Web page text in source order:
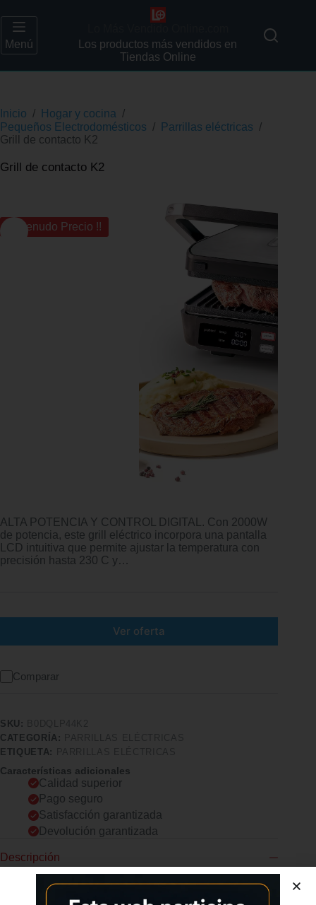
Menú
Los productos más vendidos en
Tiendas Online
Inicio / Hogar y cocina /
Pequeños Electrodomésticos / Parrillas eléctricas /
Grill de contacto K2
Grill de contacto K2
¡¡ Menudo Precio !!
ALTA POTENCIA Y CONTROL DIGITAL. Con 2000W
de potencia, este grill eléctrico incorpora una pantalla
LCD intuitiva que permite ajustar la temperatura con
precisión hasta 230 C y…
Ver oferta
Comparar
SKU:
CATEGORÍA:
ETIQUETA:
Características adicionales
Calidad superior
Pago seguro
Satisfacción garantizada
Devolución garantizada
Descripción
Comprar los productos más vendidos en tiendas online